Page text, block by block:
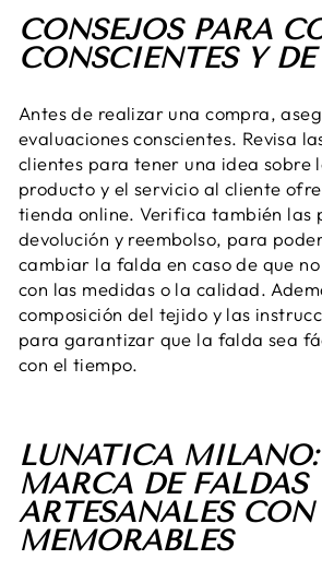
CONSEJOS PARA
CONSCIENTES Y
Antes de realizar una compra,
evaluaciones conscientes. Revisa
clientes para tener una idea sobre
producto y el servicio al cliente
tienda online. Verifica también las
devolución y reembolso, para
cambiar la falda en caso de que
con las medidas o la calidad.
composición del tejido y las
para garantizar que la falda sea
con el tiempo.
LUNATICA
MARCA DE FALDAS
ARTESANALES
MEMORABLES